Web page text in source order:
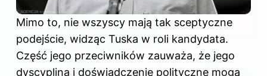
Mimo to, nie wszyscy mają tak sceptyczne
podejście, widząc Tuska w roli kandydata.
Część jego przeciwników zauważa, że jego
dyscyplina i doświadczenie polityczne mogą